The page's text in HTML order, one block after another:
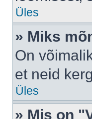
Üles
» Miks
On
et neid
Üles
» Mis on